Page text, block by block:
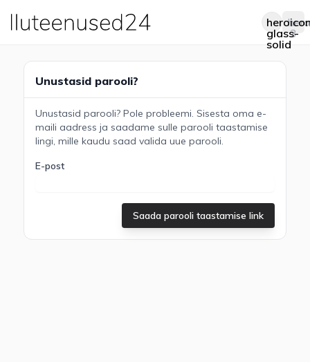
glass-
solid
3
Unustasid parooli?
Unustasid parooli? Pole probleemi. Sisesta oma e-
maili aadress ja saadame sulle parooli taastamise
lingi, mille kaudu saad valida uue parooli.
E-post
Saada parooli taastamise link